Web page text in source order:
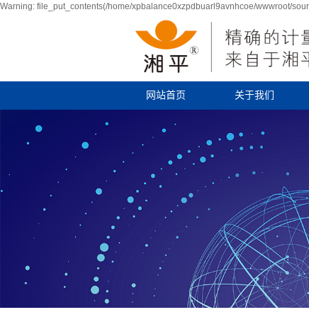
Warning: file_put_contents(/home/xpbalance0xzpdbuarl9avnhcoe/wwwroot/
网站首页 关于我们